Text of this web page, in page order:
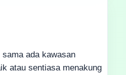
ada kawasan
atau sentiasa menakung